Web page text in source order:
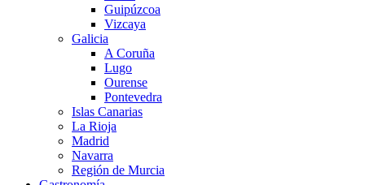
Guipúzcoa
Vizcaya
Galicia
A Coruña
Lugo
Ourense
Pontevedra
Islas Canarias
La Rioja
Madrid
Navarra
Región de Murcia